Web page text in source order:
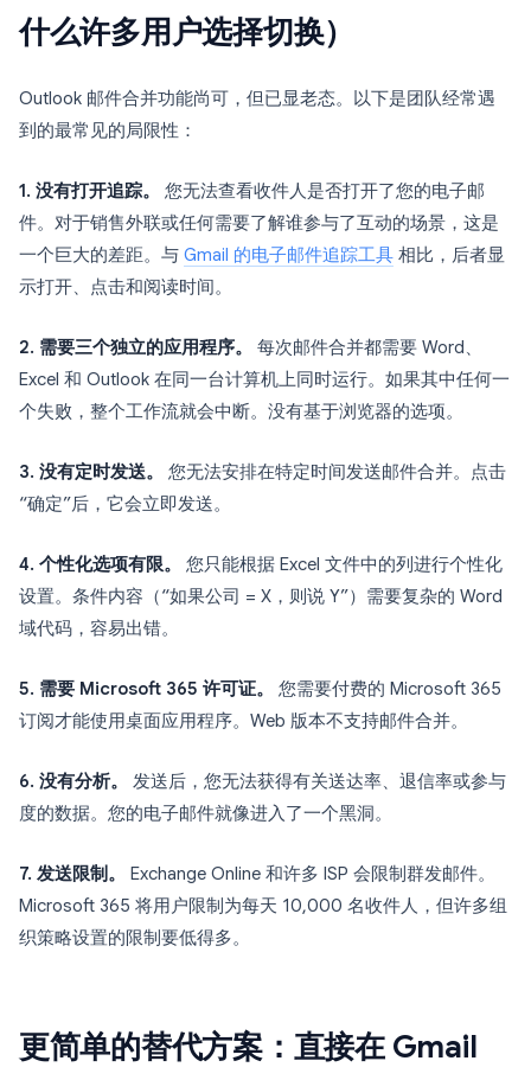
什么许多用户选择切换）
Outlook 邮件合并功能尚可，但已显老态。以下是团队经常遇
到的最常见的局限性：
1. 没有打开追踪。
您无法查看收件人是否打开了您的电子邮
件。对于销售外联或任何需要了解谁参与了互动的场景，这是
一个巨大的差距。与 Gmail 的电子邮件追踪工具 相比，后者显
示打开、点击和阅读时间。
2. 需要三个独立的应用程序。
每次邮件合并都需要 Word、
Excel 和 Outlook 在同一台计算机上同时运行。如果其中任何一
个失败，整个工作流就会中断。没有基于浏览器的选项。
3. 没有定时发送。
您无法安排在特定时间发送邮件合并。点击
“确定”后，它会立即发送。
4. 个性化选项有限。
您只能根据 Excel 文件中的列进行个性化
设置。条件内容（“如果公司 = X，则说 Y”）需要复杂的 Word
域代码，容易出错。
5. 需要 Microsoft 365 许可证。
您需要付费的 Microsoft 365
订阅才能使用桌面应用程序。Web 版本不支持邮件合并。
6. 没有分析。
发送后，您无法获得有关送达率、退信率或参与
度的数据。您的电子邮件就像进入了一个黑洞。
7. 发送限制。
Exchange Online 和许多 ISP 会限制群发邮件。
Microsoft 365 将用户限制为每天 10,000 名收件人，但许多组
织策略设置的限制要低得多。
更简单的替代方案：直接在 Gmail